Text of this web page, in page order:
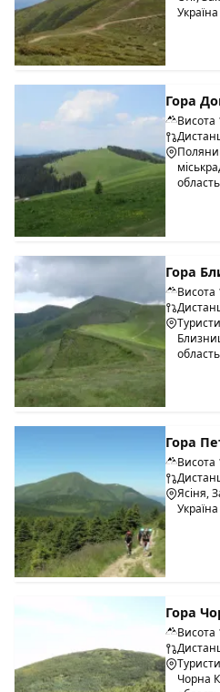
Україна
Гора
Висота
Гора
Висота
Гора
Висота
Ясіня,
Україна
Гора
Висота
Чорна